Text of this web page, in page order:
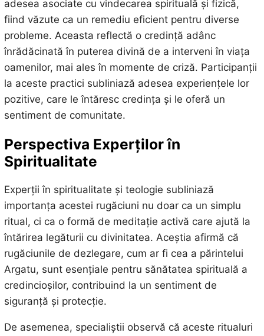
adesea asociate cu vindecarea spirituală și fizică,
fiind văzute ca un remediu eficient pentru diverse
probleme. Aceasta reflectă o credință adânc
înrădăcinată în puterea divină de a interveni în viața
oamenilor, mai ales în momente de criză. Participanții
la aceste practici subliniază adesea experiențele lor
pozitive, care le întăresc credința și le oferă un
sentiment de comunitate.
Perspectiva Experților în
Spiritualitate
Experții în spiritualitate și teologie subliniază
importanța acestei rugăciuni nu doar ca un simplu
ritual, ci ca o formă de meditație activă care ajută la
întărirea legăturii cu divinitatea. Aceștia afirmă că
rugăciunile de dezlegare, cum ar fi cea a părintelui
Argatu, sunt esențiale pentru sănătatea spirituală a
credincioșilor, contribuind la un sentiment de
siguranță și protecție.
De asemenea, specialiștii observă că aceste ritualuri